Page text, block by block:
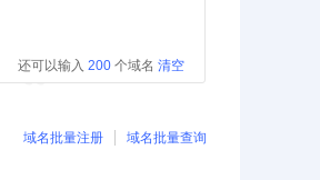
还可以输入 200 个域名 清空
域名批量注册 域名批量查询